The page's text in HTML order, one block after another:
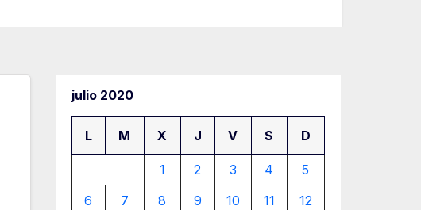
julio 2020
L M X J V S D
1 2 3 4
5
6
7 8 9 10 11
12